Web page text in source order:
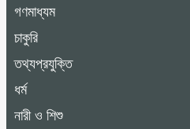
গণমাধ্যম
চাকুরি
তথ্যপ্রযুক্তি
ধর্ম
নারী ও শিশু